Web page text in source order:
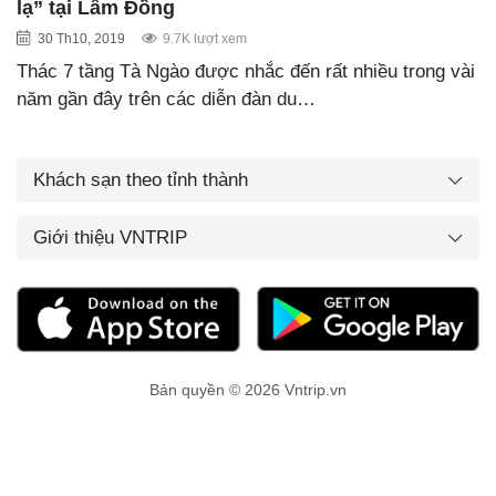
lạ” tại Lâm Đồng
30 Th10, 2019 9.7K lượt xem
Thác 7 tầng Tà Ngào được nhắc đến rất nhiều trong vài
năm gần đây trên các diễn đàn du…
Khách sạn theo tỉnh thành
Giới thiệu VNTRIP
Bản quyền © 2026 Vntrip.vn